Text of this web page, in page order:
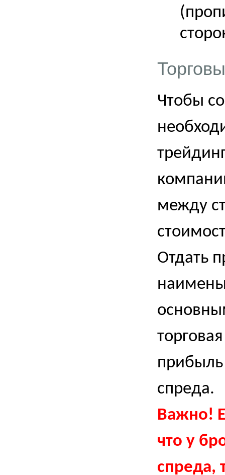
Чтобы
между
Отдать
прибыль
спреда.
Важно!
что у
спреда,